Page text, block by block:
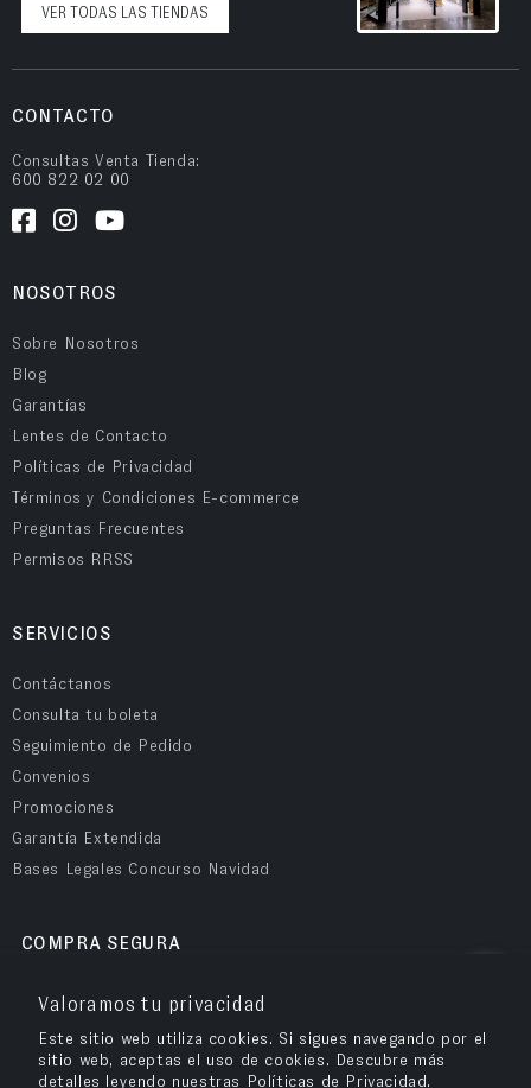
Valoramos tu privacidad
Este sitio web utiliza cookies. Si sigues navegando por el
sitio web, aceptas el uso de cookies. Descubre más
detalles leyendo nuestras Políticas de Privacidad.
VER TODAS LAS TIENDAS
CONTACTO
Consultas Venta Tienda:
600 822 02 00
NOSOTROS
Sobre Nosotros
Blog
Garantías
Lentes de Contacto
Políticas de Privacidad
Términos y Condiciones E-commerce
Preguntas Frecuentes
Permisos RRSS
SERVICIOS
Contáctanos
Consulta tu boleta
Seguimiento de Pedido
Convenios
Promociones
Garantía Extendida
Bases Legales Concurso Navidad
COMPRA SEGURA